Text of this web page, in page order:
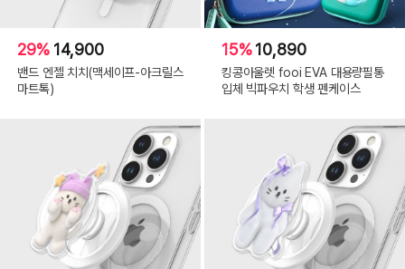
29% 14,900
밴드 엔젤 치치(맥세이프-아크릴스
마트톡)
15%10,890
킹콩아울렛 fooi EVA 대용량필통
입체 빅파우치 학생 펜케이스